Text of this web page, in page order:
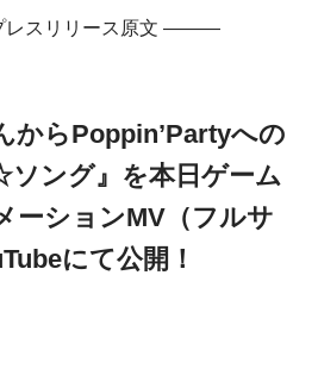
スリリース原文 ———
からPoppin’Partyへの
ング』を本日ゲーム
ーションMV（フルサ
にて公開！